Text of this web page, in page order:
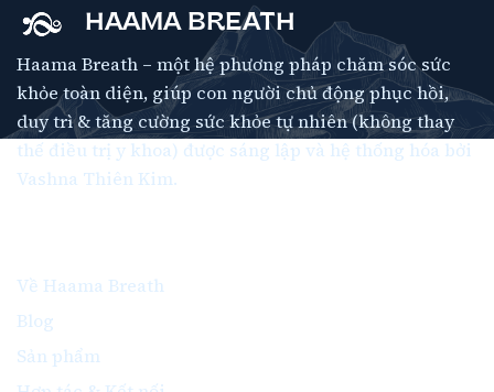
HAAMA BREATH
Haama Breath – một hệ phương pháp chăm sóc sức
khỏe toàn diện, giúp con người chủ động phục hồi,
duy trì & tăng cường sức khỏe tự nhiên (không thay
thế điều trị y khoa) được sáng lập và hệ thống hóa bởi
Vashna Thiên Kim.
Về Haama Breath
Blog
Sản phẩm